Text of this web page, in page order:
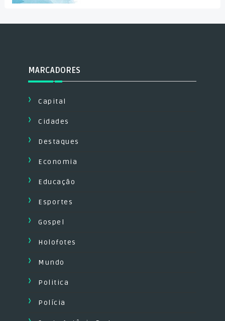
MARCADORES
Capital
Cidades
Destaques
Economia
Educação
Esportes
Gospel
Holofotes
Mundo
Politica
Polícia